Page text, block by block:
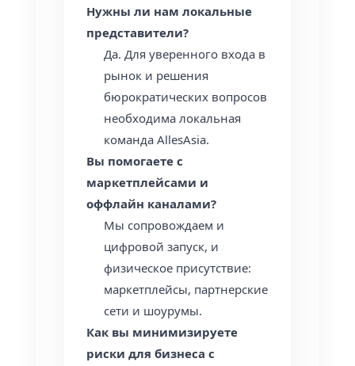
Нужны ли нам локальные
представители?
Да. Для уверенного входа в
рынок и решения
бюрократических вопросов
необходима локальная
команда AllesAsia.
Вы помогаете с
маркетплейсами и
оффлайн каналами?
Мы сопровождаем и
цифровой запуск, и
физическое присутствие:
маркетплейсы, партнерские
сети и шоурумы.
Как вы минимизируете
риски для бизнеса с